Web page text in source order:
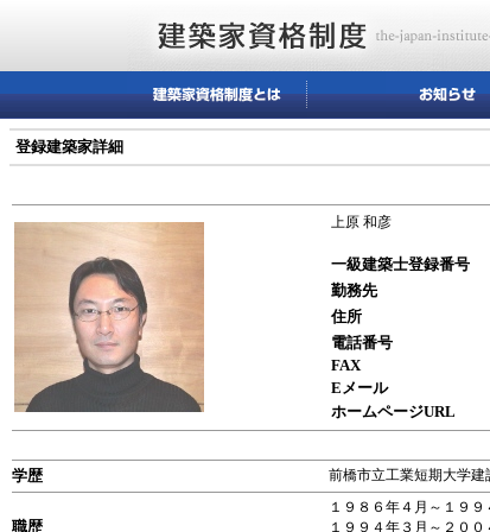
登録建築家詳細
上原 和彦
一級建築士登録番号
勤務先
住所
電話番号
FAX
Eメール
ホームページURL
学歴 前橋市立工業短期大学
職歴
１９８６年４月～１９
１９９４年３月～２０